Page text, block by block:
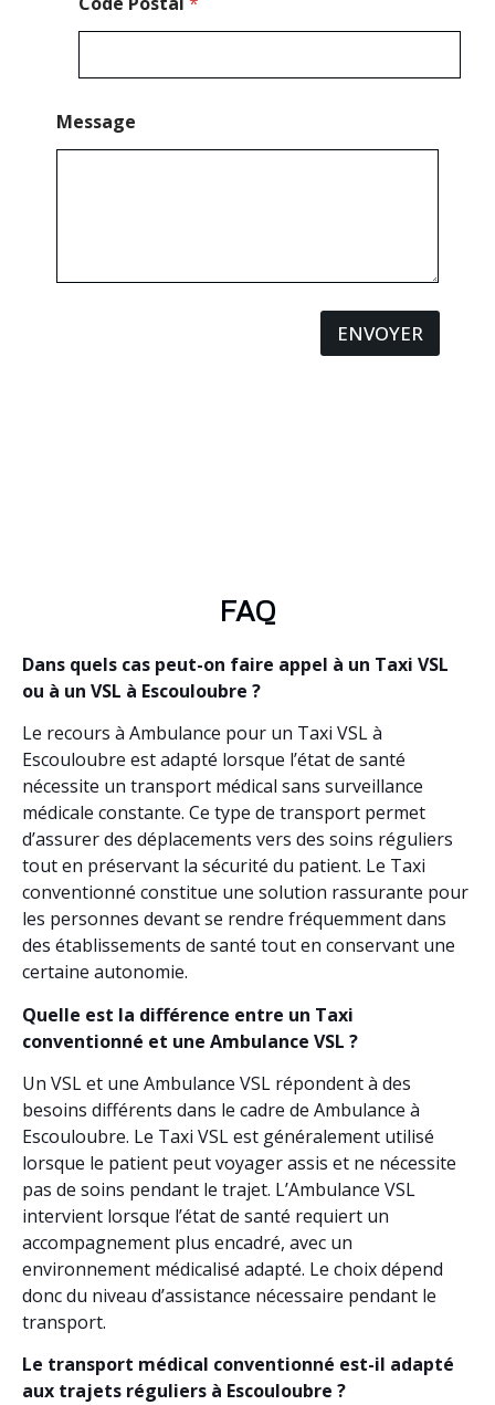
Message
ENVOYER
FAQ
Dans quels cas peut-on faire appel à un Taxi VSL
ou à un VSL à Escouloubre ?
Le recours à Ambulance pour un Taxi VSL à
Escouloubre est adapté lorsque l’état de santé
nécessite un transport médical sans surveillance
médicale constante. Ce type de transport permet
d’assurer des déplacements vers des soins réguliers
tout en préservant la sécurité du patient. Le Taxi
conventionné constitue une solution rassurante pour
les personnes devant se rendre fréquemment dans
des établissements de santé tout en conservant une
certaine autonomie.
Quelle est la différence entre un Taxi
conventionné et une Ambulance VSL ?
Un VSL et une Ambulance VSL répondent à des
besoins différents dans le cadre de Ambulance à
Escouloubre. Le Taxi VSL est généralement utilisé
lorsque le patient peut voyager assis et ne nécessite
pas de soins pendant le trajet. L’Ambulance VSL
intervient lorsque l’état de santé requiert un
accompagnement plus encadré, avec un
environnement médicalisé adapté. Le choix dépend
donc du niveau d’assistance nécessaire pendant le
transport.
Le transport médical conventionné est-il adapté
aux trajets réguliers à Escouloubre ?